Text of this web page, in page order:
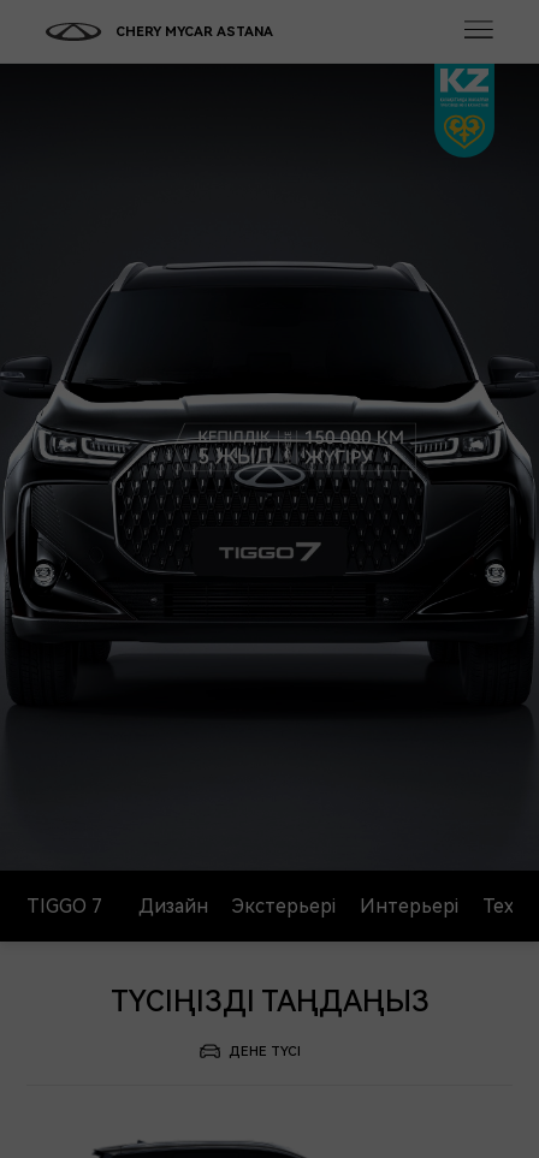
CHERY MYCAR ASTANA
TIGGO 7
Жаңартылған баға
TIGGO 7 Дизайн Экстерьері Интерьері
ТҮСІҢІЗДІ ТАҢДАҢЫЗ